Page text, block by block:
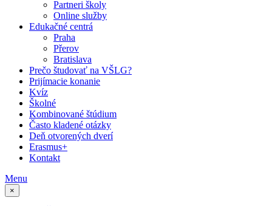
Partneri školy
Online služby
Edukačné centrá
Praha
Přerov
Bratislava
Prečo študovať na VŠLG?
Prijímacie konanie
Kvíz
Školné
Kombinované štúdium
Často kladené otázky
Deň otvorených dverí
Erasmus+
Kontakt
Menu
×